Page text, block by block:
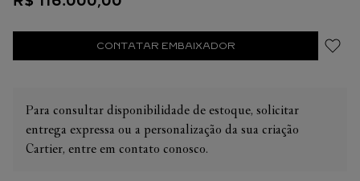
com uma safira. Ponteiros em aço azulado em forma de
Resistente à água até 3 bar (aprox. 30 metros).
CONTATAR EMBAIXADOR
Para consultar disponibilidade de estoque, solicitar
entrega expressa ou a personalização da sua criação
Cartier, entre em contato conosco.